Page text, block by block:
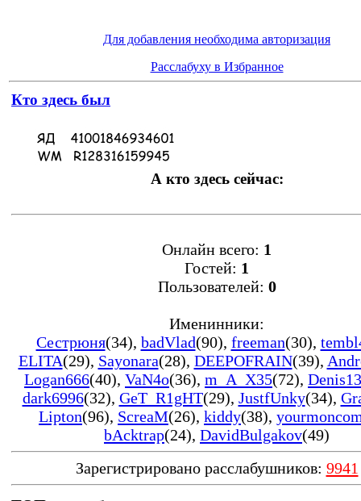
Для добавления необходима авторизация
Расслабуху в Избранное
Кто здесь был
А кто здесь сейчас:
Онлайн всего: 1
Гостей: 1
Пользователей: 0
Именинники:
Сестрюня(34), badVlad(90), freeman(30),
ELITA(29), Sayonara(28), DEEPOFRAIN(39),
Logan666(40), VaN4o(36), m_A_X35(72),
dark6996(32), GeT_R1gHT(29), JustfUnky(34),
Lipton(96), ScreaM(26), kiddy(38),
bAcktrap(24), DavidBulgakov(49)
Зарегистрировано расслабушников: 9941